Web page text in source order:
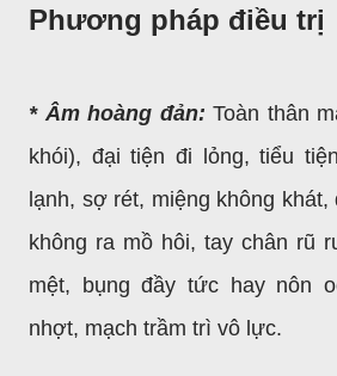
Phương pháp điều trị
* Âm hoàng đản: Toàn thân
khói), đại tiện đi lỏng, tiểu
lạnh, sợ rét, miệng không khát,
không ra mồ hôi, tay chân rũ
mệt, bụng đầy tức hay nôn
nhợt, mạch trầm trì vô lực.